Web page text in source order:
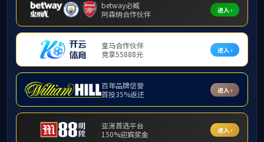
河海大学首页 旧版入口 EN
上一篇：